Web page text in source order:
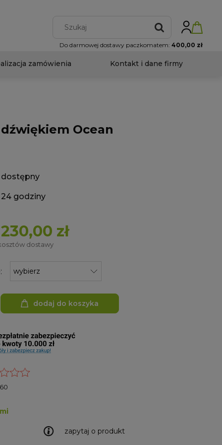
Do darmowej dostawy paczkomatem: 400,00 zł
zamówienia Kontakt i dane firmy
Ocean
dostępny
24 godziny
230,00 zł
dostawy
dodaj do koszyka
zapytaj o produkt